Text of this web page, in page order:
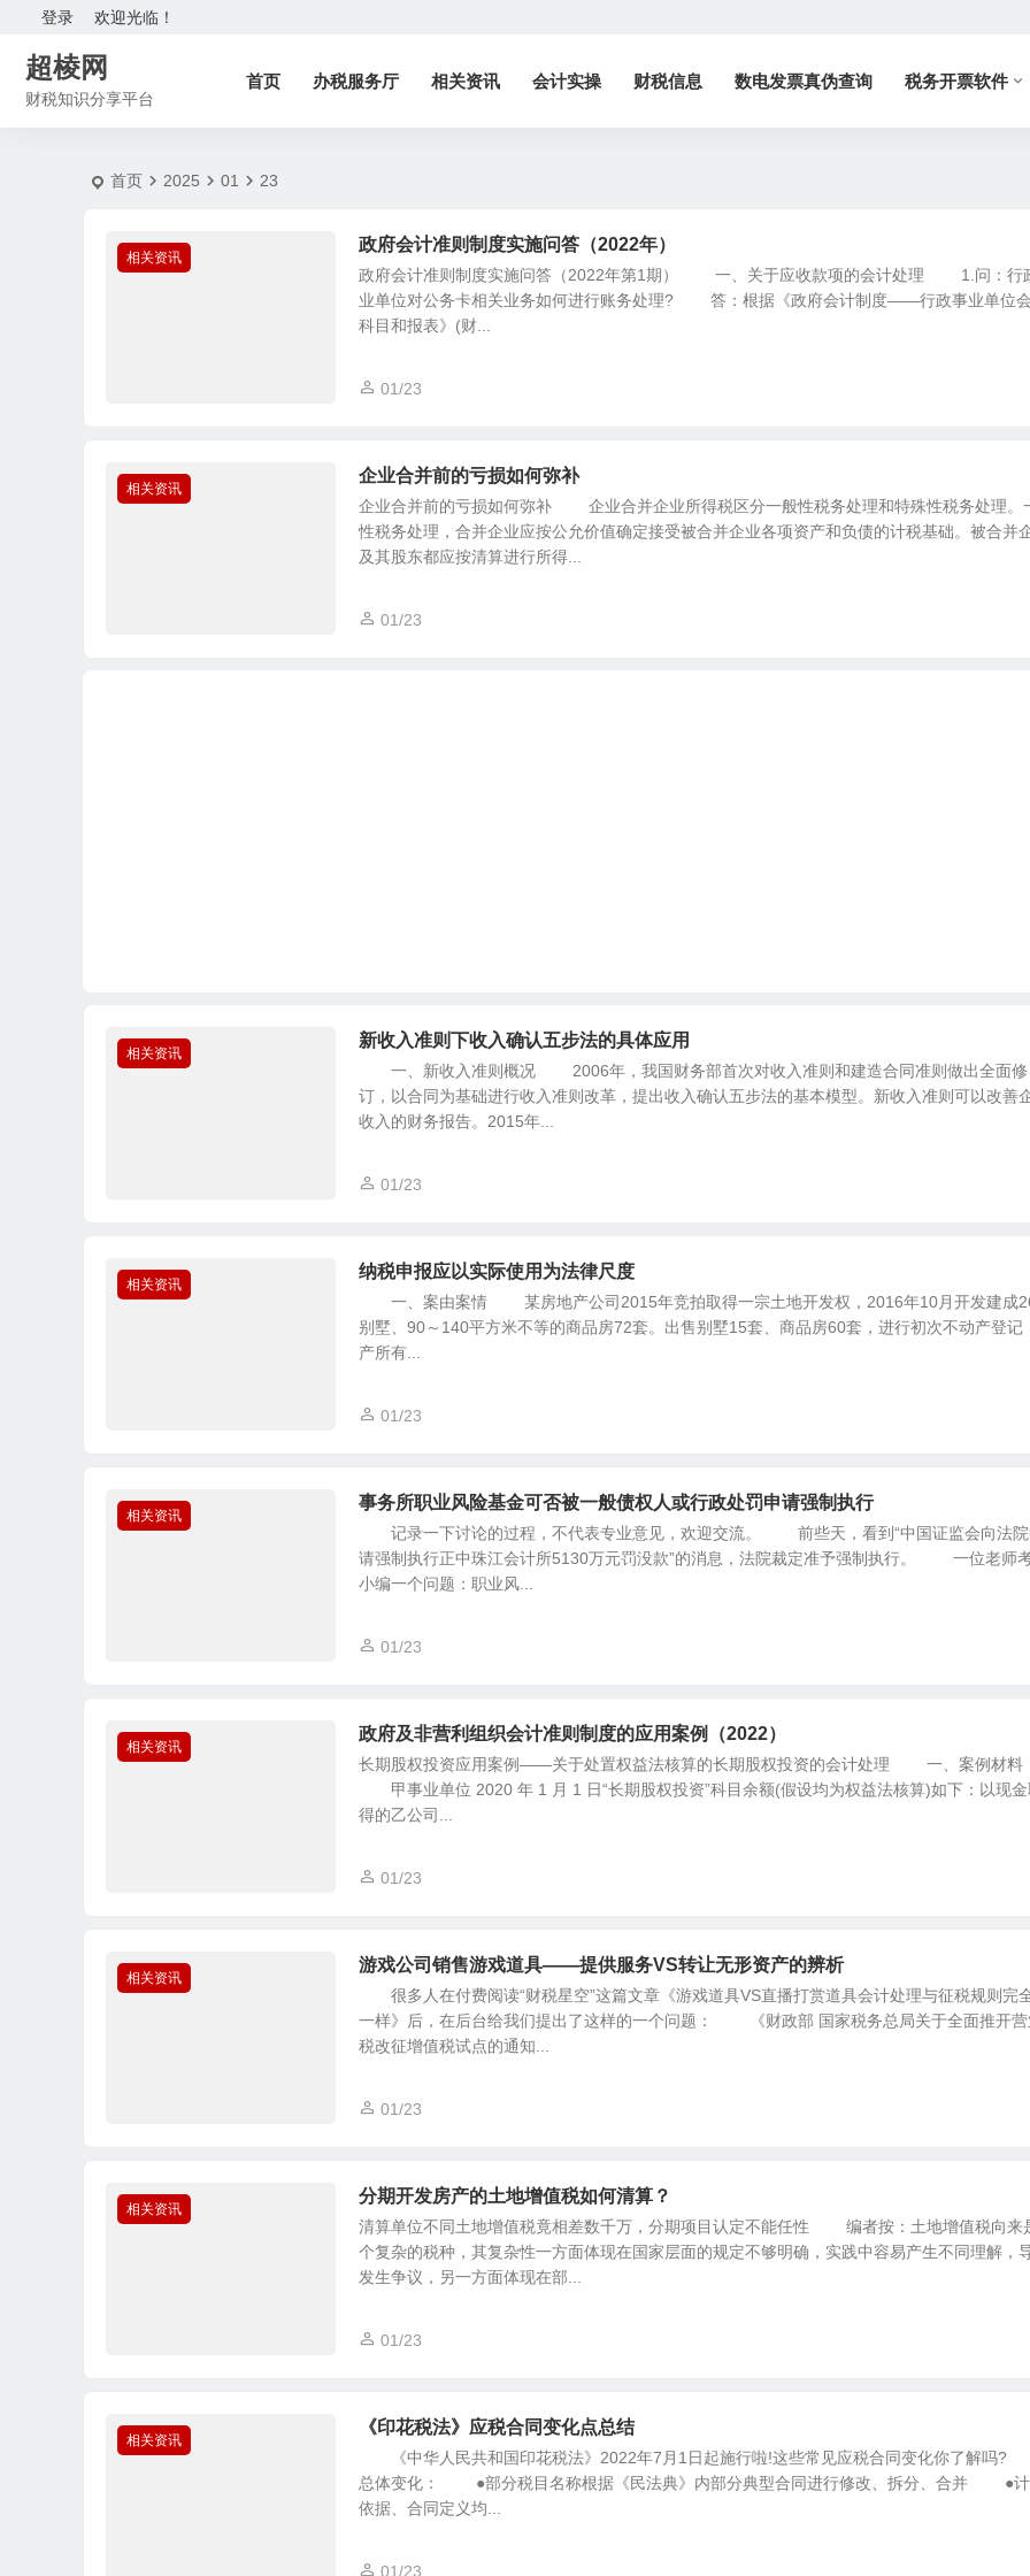
2025-1-23 | 超棱网
欢迎光临！
登录
超棱网
财税知识分享平台
首页 办税服务厅 相关资讯 会计实操 财税信息 数电发票真伪查询 税务开票软件
首页 2025 01 23
相关资讯
政府会计准则制度实施问答（2022年）
政府会计准则制度实施问答（2022年第1期） 一、关于应收款项的会计处理 1.问：行
业单位对公务卡相关业务如何进行账务处理? 答：根据《政府会计制度——行政事业单位
科目和报表》(财...
01/23
相关资讯
企业合并前的亏损如何弥补
企业合并前的亏损如何弥补 企业合并企业所得税区分一般性税务处理和特殊性税务处理。
性税务处理，合并企业应按公允价值确定接受被合并企业各项资产和负债的计税基础。被合并
及其股东都应按清算进行所得...
01/23
相关资讯
新收入准则下收入确认五步法的具体应用
一、新收入准则概况 2006年，我国财务部首次对收入准则和建造合同准则做出全面修
订，以合同为基础进行收入准则改革，提出收入确认五步法的基本模型。新收入准则可以改善
收入的财务报告。2015年...
01/23
相关资讯
纳税申报应以实际使用为法律尺度
一、案由案情 某房地产公司2015年竞拍取得一宗土地开发权，2016年10月开发建成
别墅、90～140平方米不等的商品房72套。出售别墅15套、商品房60套，进行初次不动产登记
产所有...
01/23
相关资讯
事务所职业风险基金可否被一般债权人或行政处罚申请强制执行
记录一下讨论的过程，不代表专业意见，欢迎交流。 前些天，看到“中国证监会向法院
请强制执行正中珠江会计所5130万元罚没款”的消息，法院裁定准予强制执行。 一位老师
小编一个问题：职业风...
01/23
相关资讯
政府及非营利组织会计准则制度的应用案例（2022）
长期股权投资应用案例——关于处置权益法核算的长期股权投资的会计处理 一、案例材料
甲事业单位 2020 年 1 月 1 日“长期股权投资”科目余额(假设均为权益法核算)如下：以现金
得的乙公司...
01/23
相关资讯
游戏公司销售游戏道具——提供服务VS转让无形资产的辨析
很多人在付费阅读“财税星空”这篇文章《游戏道具VS直播打赏道具会计处理与征税规则完
一样》后，在后台给我们提出了这样的一个问题： 《财政部 国家税务总局关于全面推开营
税改征增值税试点的通知...
01/23
相关资讯
分期开发房产的土地增值税如何清算？
清算单位不同土地增值税竟相差数千万，分期项目认定不能任性 编者按：土地增值税向来
个复杂的税种，其复杂性一方面体现在国家层面的规定不够明确，实践中容易产生不同理解，
发生争议，另一方面体现在部...
01/23
相关资讯
《印花税法》应税合同变化点总结
《中华人民共和国印花税法》2022年7月1日起施行啦!这些常见应税合同变化你了解吗
总体变化： ●部分税目名称根据《民法典》内部分典型合同进行修改、拆分、合并 ●
依据、合同定义均...
01/23